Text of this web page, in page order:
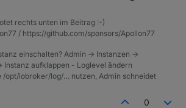
kein Issue?
rechts unten im Beitrag :-)
/ https://github.com/sponsors/Apollon77
einschalten? Admin -> Instanzen ->
Instanz aufklappen - Loglevel ändern
/opt/iobroker/log/… nutzen, Admin schneidet
0